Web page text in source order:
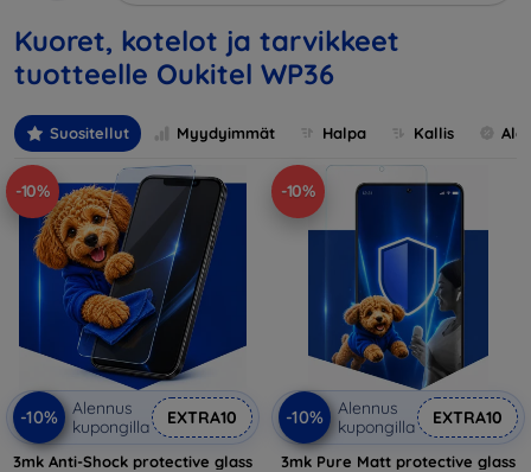
Kuoret, kotelot ja tarvikkeet
tuotteelle Oukitel WP36
Suositellut Myydyimmät Halpa Kallis
-10%
-10%
Alennus
kupongilla
EXTRA10
3mk Anti-Shock protective glass
-10%
-10%
Alennus
kupongilla
EXTRA10
3mk Pure Matt protective glass